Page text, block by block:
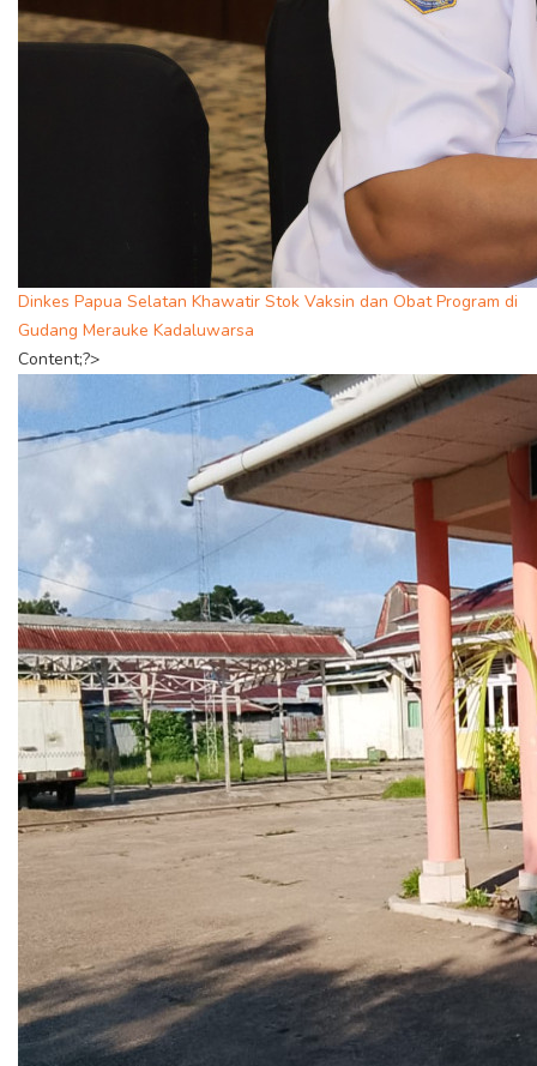
Dinkes Papua Selatan Khawatir Stok Vaksin dan Obat Program di
Gudang Merauke Kadaluwarsa
Content;?>